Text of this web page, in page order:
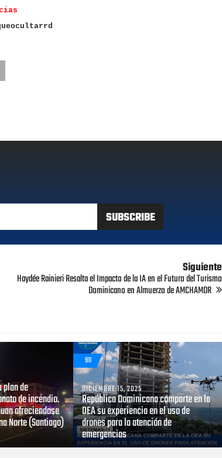
Siguiente
Haydée Rainieri Resalta el Impacto de la IA en el Futuro del Turismo
Dominicano en Almuerzo de AMCHAMDR
plan de
de incendio.
ofreciendose
Norte (Santiago)
911
DICIEMBRE 15, 2025
República Dominicana comparte en la
OEA su experiencia en el uso de
drones para la atención de
emergencias